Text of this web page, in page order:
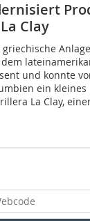
Clay
griechische
und konnte
ein
La Clay,